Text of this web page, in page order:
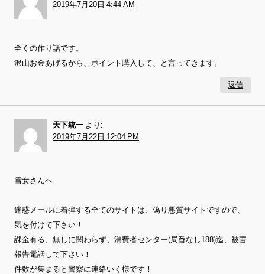
2019年7月20日 4:44 AM
全くの作り話です。
沢山お金あげるから、ポイント購入して、と言ってきます。
返信
天下統一 より:
2019年7月22日 12:04 PM
雪女さんへ
迷惑メールに着弾する全てのサイトは、偽り悪質サイトですので、
気を付けて下さい！
課金有る、無しに関わらず、消費者センター(局番なし188)迄、被害
報告電話して下さい！
件数が集まると警察に連絡いく様です！